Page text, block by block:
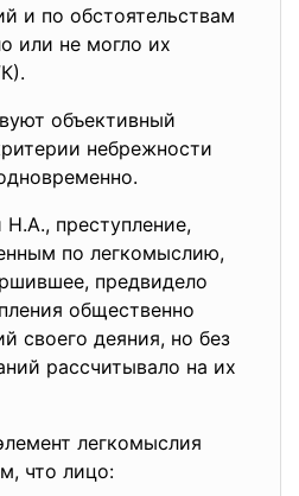
и по обстоятельствам
или не могло их
объективный
небрежности
преступление,
по легкомыслию,
предвидело
общественно
своего деяния, но без
рассчитывало на их
легкомыслия
что лицо: